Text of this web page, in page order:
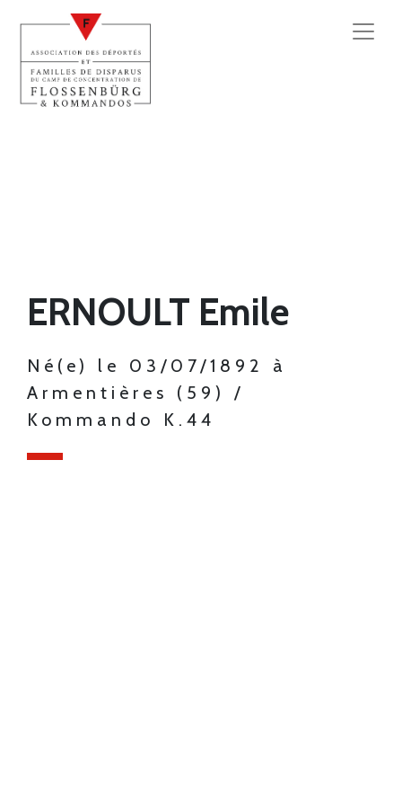
ERNOULT Emile
Né(e) le 03/07/1892 à
Armentières (59) /
Kommando K.44